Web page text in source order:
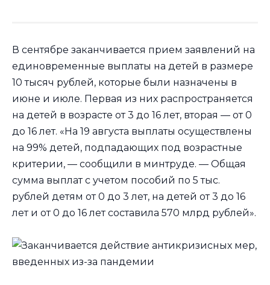
В сентябре заканчивается прием заявлений на
единовременные выплаты на детей в размере
10 тысяч рублей, которые были назначены в
июне и июле. Первая из них распространяется
на детей в возрасте от 3 до 16 лет, вторая — от 0
до 16 лет. «На 19 августа выплаты осуществлены
на 99% детей, подпадающих под возрастные
критерии, — сообщили в минтруде. — Общая
сумма выплат с учетом пособий по 5 тыс.
рублей детям от 0 до 3 лет, на детей от 3 до 16
лет и от 0 до 16 лет составила 570 млрд рублей».